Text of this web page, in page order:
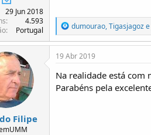
29 Jun 2018
4.593
Portugal
R
e
a
ç
e
s
:
dumourao,Tigasjagoze
Filipe
19 Abr 2019
Na realidade está com
Parabéns pela